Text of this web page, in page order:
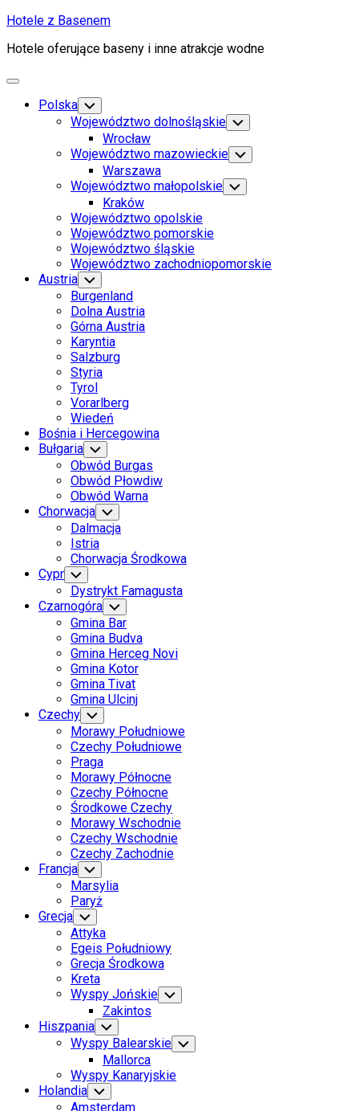
Skip
content
Hotele z Basenem
Hotele oferujące baseny i inne atrakcje wodne
Expand
Polska Toggle
Child
Menu
Województwo dolnośląskie Toggle
Child
Menu
Wrocław
Województwo mazowieckie Toggle
Child
Menu
Warszawa
Województwo małopolskie Toggle
Child
Kraków
Województwo opolskie
Województwo pomorskie
Województwo śląskie
Województwo zachodniopomorskie
Austria Toggle
Child
Menu
Burgenland
Dolna Austria
Górna Austria
Karyntia
Salzburg
Styria
Tyrol
Vorarlberg
Wiedeń
Bośnia i Hercegowina
Bułgaria Toggle
Child
Menu
Obwód Burgas
Obwód Płowdiw
Obwód Warna
Chorwacja Toggle
Child
Menu
Dalmacja
Istria
Chorwacja Środkowa
Cypr Toggle
Child
Menu
Dystrykt Famagusta
Czarnogóra Toggle
Child
Menu
Gmina Bar
Gmina Budva
Gmina Herceg Novi
Gmina Kotor
Gmina Tivat
Gmina Ulcinj
Czechy Toggle
Child
Menu
Morawy Południowe
Czechy Południowe
Praga
Morawy Północne
Czechy Północne
Środkowe Czechy
Morawy Wschodnie
Czechy Wschodnie
Czechy Zachodnie
Francja Toggle
Child
Menu
Marsylia
Paryż
Grecja Toggle
Child
Menu
Attyka
Egeis Południowy
Grecja Środkowa
Kreta
Wyspy Jońskie Toggle
Child
Zakintos
Hiszpania Toggle
Child
Menu
Wyspy Balearskie Toggle
Child
Mallorca
Wyspy Kanaryjskie
Holandia Toggle
Child
Amsterdam